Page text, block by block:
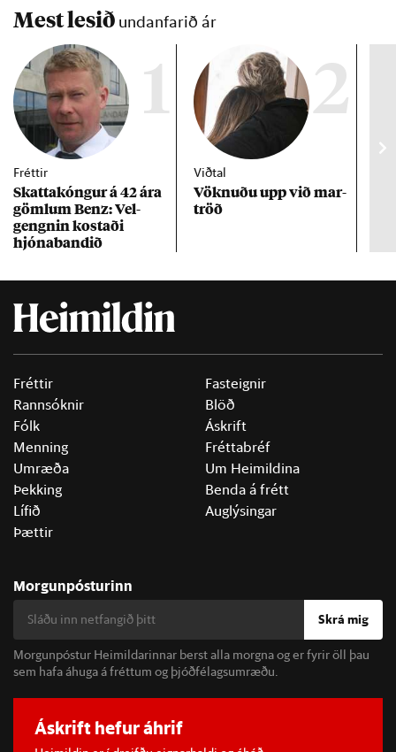
Mest lesið undanfarið ár
1
Fréttir
Skattakóng­ur á 42 ára
göml­um Benz: Vel­
gengn­in kostaði
hjóna­band­ið
2
Viðtal
Vökn­uðu upp við mar­
tröð
Fréttir
Rannsóknir
Fólk
Menning
Umræða
Þekking
Lífið
Þættir
Fasteignir
Blöð
Áskrift
Fréttabréf
Um Heimildina
Benda á frétt
Auglýsingar
Morgunpósturinn
Skrá mig
Morgunpóstur Heimildarinnar berst alla morgna og er fyrir öll þau
sem hafa áhuga á fréttum og þjóðfélagsumræðu.
Áskrift hefur áhrif